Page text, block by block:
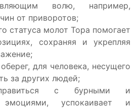
волю, например,
от приворотов;
статуса молот Тора помогает
сохраняя и укрепляя
для человека, несущего
за других людей;
с бурными и
эмоциями, успокаивает и